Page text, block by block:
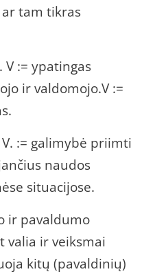
tam tikras
:= ypatingas
ir valdomojo.V :=
:= galimybė priimti
naudos
situacijose.
ir pavaldumo
valia ir veiksmai
kitų (pavaldinių)